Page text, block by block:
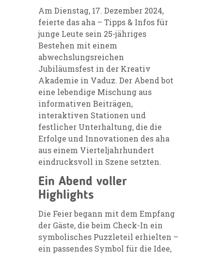
Am Dienstag, 17. Dezember 2024,
feierte das aha – Tipps & Infos für
junge Leute sein 25-jähriges
Bestehen mit einem
abwechslungsreichen
Jubiläumsfest in der Kreativ
Akademie in Vaduz. Der Abend bot
eine lebendige Mischung aus
informativen Beiträgen,
interaktiven Stationen und
festlicher Unterhaltung, die die
Erfolge und Innovationen des aha
aus einem Vierteljahrhundert
eindrucksvoll in Szene setzten.
Ein Abend voller
Highlights
Die Feier begann mit dem Empfang
der Gäste, die beim Check-In ein
symbolisches Puzzleteil erhielten –
ein passendes Symbol für die Idee,